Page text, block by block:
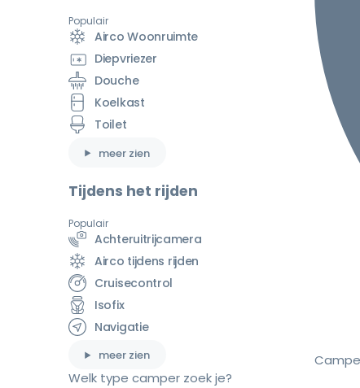
Populair
Airco Woonruimte
Diepvriezer
Douche
Koelkast
Toilet
meer zien
Tijdens het rijden
Populair
Achteruitrijcamera
Airco tijdens rijden
Cruisecontrol
Isofix
Navigatie
meer zien
Welk type camper zoek je?